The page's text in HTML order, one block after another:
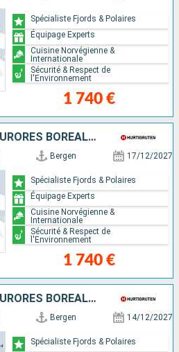
1 740 €
Spécialiste Fjords & Polaires
Équipage Experts
Cuisine Norvégienne &
Internationale
Sécurité & Respect de
l'Environnement
À LA RECHERCHE DES AURORES BORÉALES
Bergen 17/12/2027
1 740 €
Spécialiste Fjords & Polaires
Équipage Experts
Cuisine Norvégienne &
Internationale
Sécurité & Respect de
l'Environnement
À LA RECHERCHE DES AURORES BORÉALES
Bergen 14/12/2027
Spécialiste Fjords & Polaires